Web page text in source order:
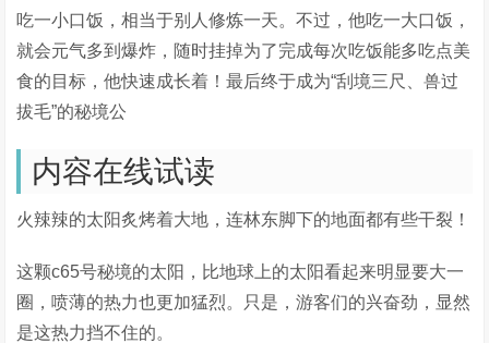
吃一小口饭，相当于别人修炼一天。不过，他吃一大口饭，
就会元气多到爆炸，随时挂掉为了完成每次吃饭能多吃点美
食的目标，他快速成长着！最后终于成为“刮境三尺、兽过
拔毛”的秘境公
内容在线试读
火辣辣的太阳炙烤着大地，连林东脚下的地面都有些干裂！
这颗c65号秘境的太阳，比地球上的太阳看起来明显要大一
圈，喷薄的热力也更加猛烈。只是，游客们的兴奋劲，显然
是这热力挡不住的。